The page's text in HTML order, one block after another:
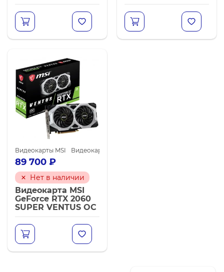
Видеокарты MSI Видеокарты NVIDIA GeForce RTX 2060 SUPER
89 700 ₽
Нет в наличии
Видеокарта MSI
GeForce RTX 2060
SUPER VENTUS OC